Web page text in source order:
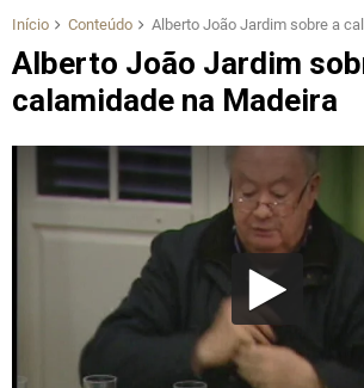
Início Conteúdo Alberto João Jardim sobre a
Alberto João Jardim
calamidade na Madeira